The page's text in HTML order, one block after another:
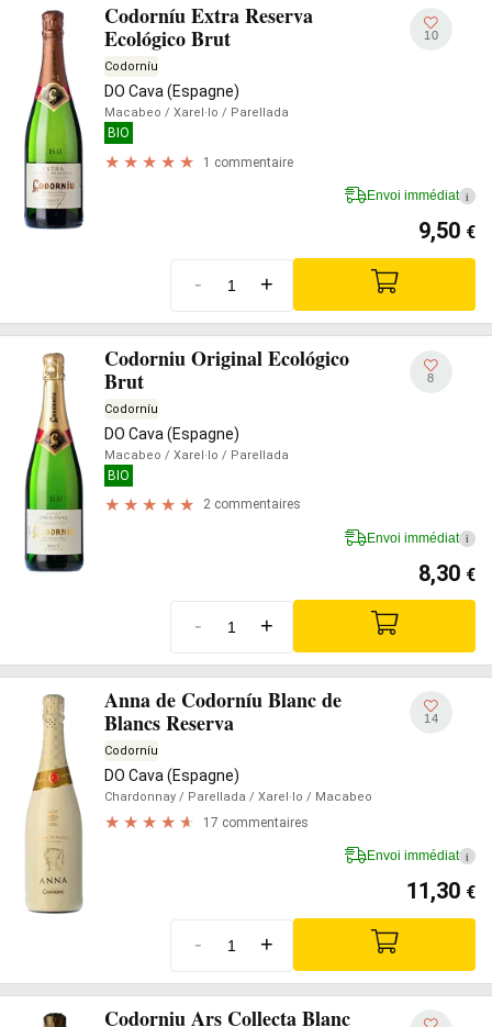
Codorníu Extra Reserva
Ecológico Brut
Codorníu
DO Cava (Espagne)
Macabeo / Xarel·lo / Parellada
BIO
1 commentaire
10
Envoi immédiat i
9,50 €
- +
Codorniu Original Ecológico
Brut
Codorníu
DO Cava (Espagne)
Macabeo / Xarel·lo / Parellada
BIO
2 commentaires
8
Envoi immédiat i
8,30 €
- +
Anna de Codorníu Blanc de
Blancs Reserva
Codorníu
DO Cava (Espagne)
Chardonnay / Parellada / Xarel·lo / Macabeo
17 commentaires
14
Envoi immédiat i
11,30 €
- +
Codorniu Ars Collecta Blanc